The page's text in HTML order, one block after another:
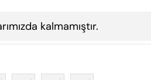
kalmamıştır.